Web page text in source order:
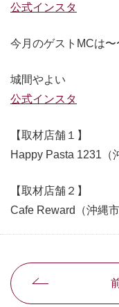
公式インスタ
今月のゲストMCは〜
城間やよい
公式インスタ
【取材店舗１】
Happy Pasta 1231（
【取材店舗２】
Cafe Reward（沖縄市